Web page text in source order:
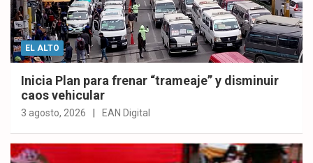
EL ALTO
Inicia Plan para frenar “trameaje” y disminuir
caos vehicular
3 agosto, 2026 EAN Digital